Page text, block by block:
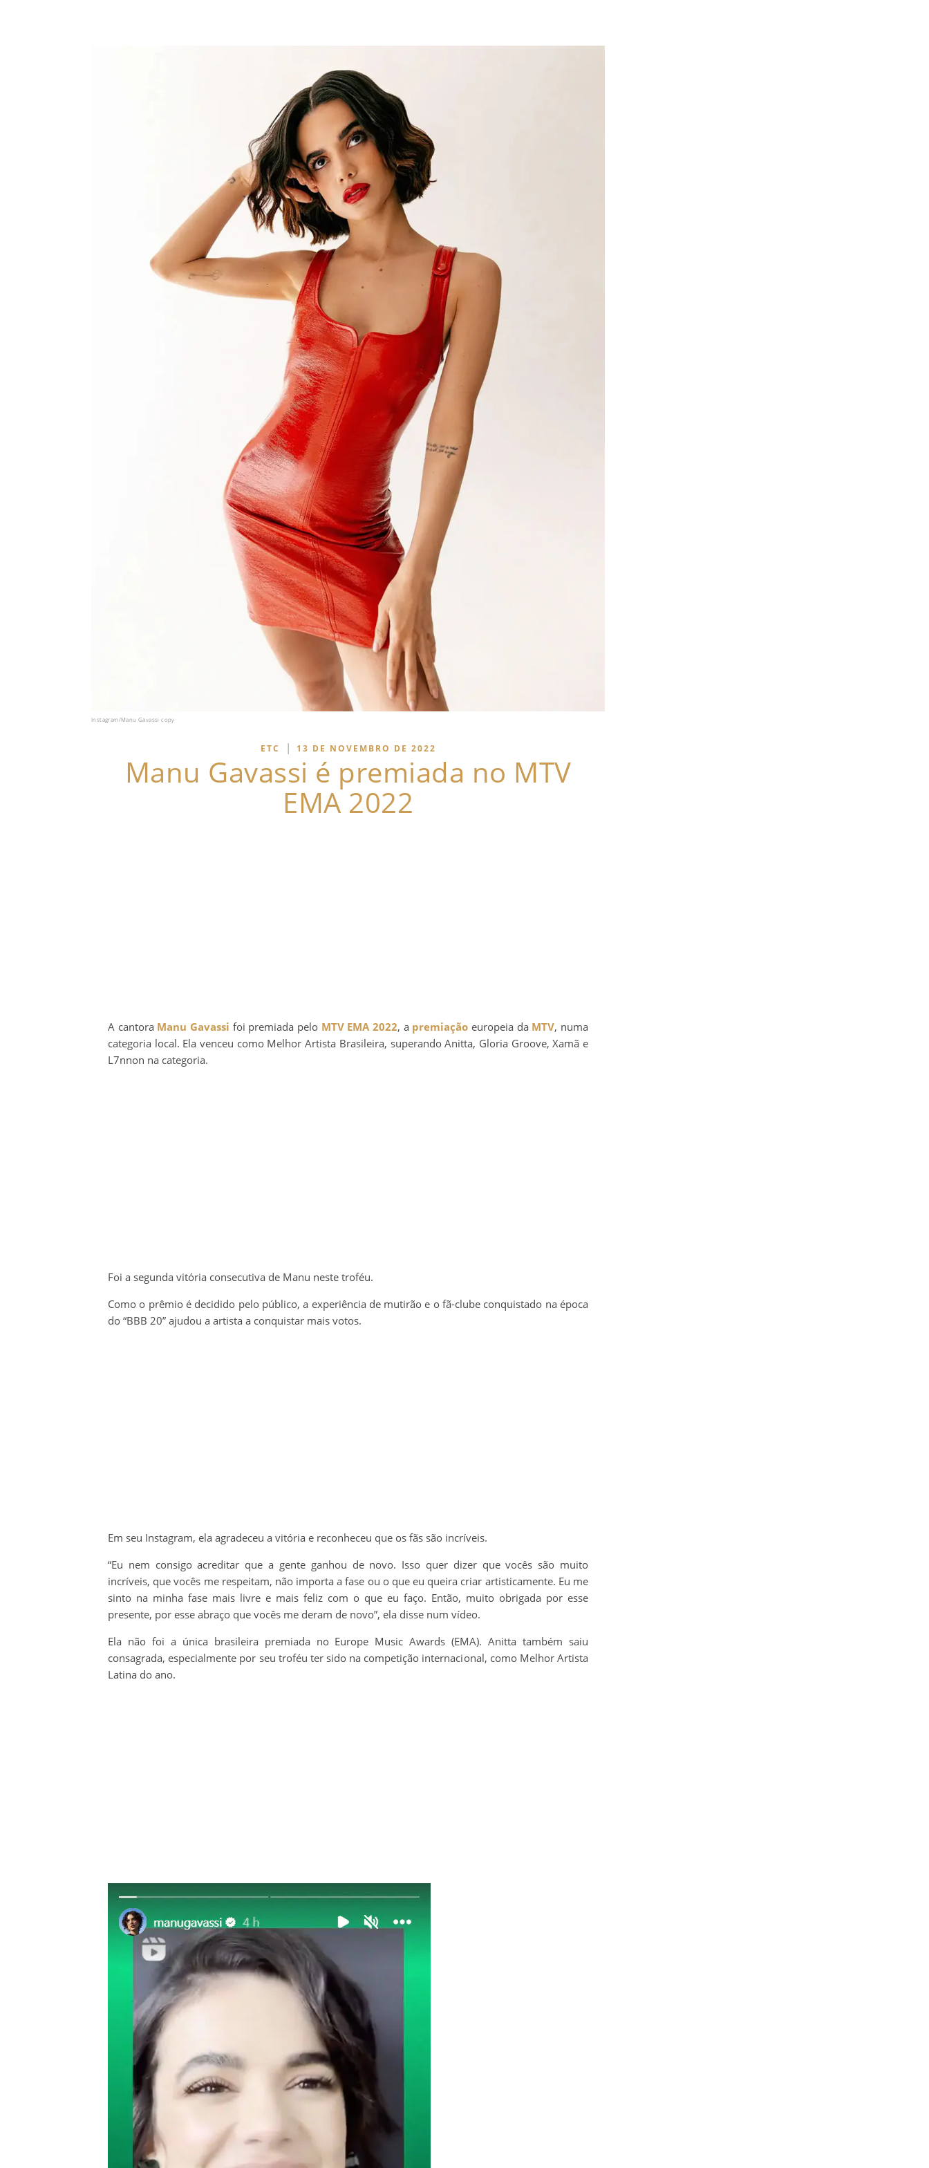
Instagram/Manu Gavassi copy
ETC | 13 DE NOVEMBRO DE 2022
Manu Gavassi é premiada no MTV
EMA 2022
A cantora Manu Gavassi foi premiada pelo MTV EMA 2022, a premiação europeia da MTV, numa
categoria local. Ela venceu como Melhor Artista Brasileira, superando Anitta, Gloria Groove, Xamã e
L7nnon na categoria.
Foi a segunda vitória consecutiva de Manu neste troféu.
Como o prêmio é decidido pelo público, a experiência de mutirão e o fã-clube conquistado na época
do “BBB 20” ajudou a artista a conquistar mais votos.
Em seu Instagram, ela agradeceu a vitória e reconheceu que os fãs são incríveis.
“Eu nem consigo acreditar que a gente ganhou de novo. Isso quer dizer que vocês são muito
incríveis, que vocês me respeitam, não importa a fase ou o que eu queira criar artisticamente. Eu me
sinto na minha fase mais livre e mais feliz com o que eu faço. Então, muito obrigada por esse
presente, por esse abraço que vocês me deram de novo”, ela disse num vídeo.
Ela não foi a única brasileira premiada no Europe Music Awards (EMA). Anitta também saiu
consagrada, especialmente por seu troféu ter sido na competição internacional, como Melhor Artista
Latina do ano.